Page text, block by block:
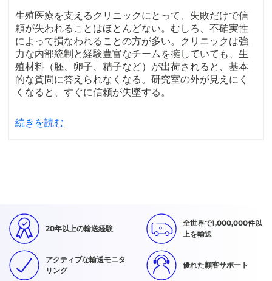
生殖医療を支えるクリニックにとって、失敗だけで信
頼が失われることはほとんどない。むしろ、不確実性
によって損なわれることの方が多い。クリニックは強
力な内部統制と経験豊富なチームを擁していても、生
殖材料（胚、卵子、精子など）が出荷されると、基本
的な質問に答えられなくなる。研究室の外が見えにく
くなると、すぐに信頼が失墜する。
続きを読む
20年以上の輸送経験
全世界で1,000,000件以
上を輸送
アクティブな輸送モニタ
リング
優れた顧客サポート